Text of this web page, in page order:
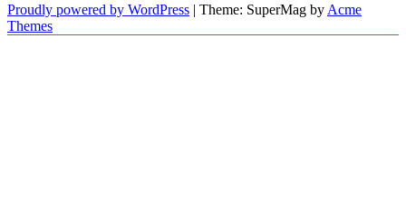
Proudly powered by WordPress | Theme: SuperMag by Acme
Themes